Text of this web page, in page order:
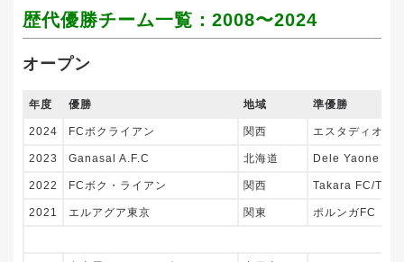
歴代優勝チーム一覧：2008〜2024
オープン
年度 優勝 地域 準優勝
2024 FCボクライアン 関西 エスタディオ成
2023 Ganasal A.F.C 北海道 Dele Yaone 愛
2022 FCボク・ライアン 関西 Takara FC/
2021 エルアグア東京 関東 ポルンガFC